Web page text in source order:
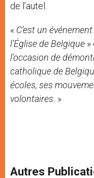
de l’autel.
« C’est un
l’Église de Belgique »
l’occasion de
catholique de
écoles, ses
volontaires. »
Autres